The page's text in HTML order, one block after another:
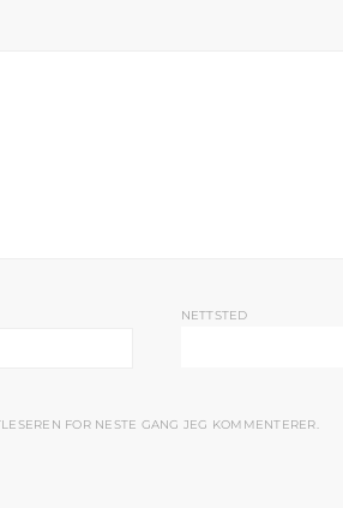
NETTSTED
FOR NESTE GANG JEG KOMMENTERER.